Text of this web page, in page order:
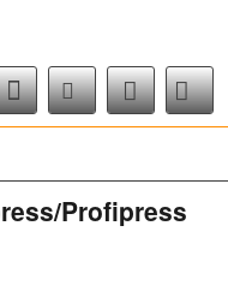
Profipress